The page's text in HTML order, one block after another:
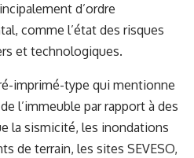
d’ordre
comme l’état des risques
et technologiques.
imprimé-type qui mentionne
l’immeuble par rapport à des
la sismicité, les inondations
de terrain, les sites SEVESO,